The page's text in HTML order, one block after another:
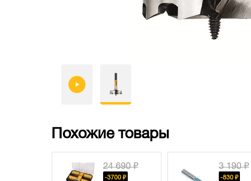
Похожие товары
24 690 ₽
-3700 ₽
3 190 ₽
-830 ₽